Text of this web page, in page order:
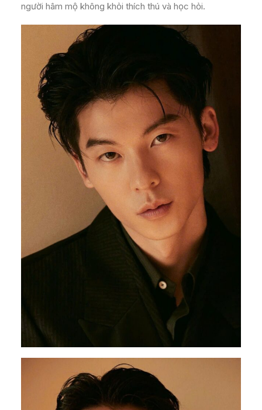
người hâm mộ không khỏi thích thú và học hỏi.